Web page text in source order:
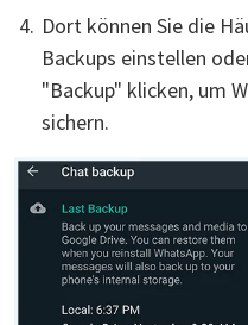
Dort können Sie die
Backups einstellen
"Backup" klicken, um
sichern.